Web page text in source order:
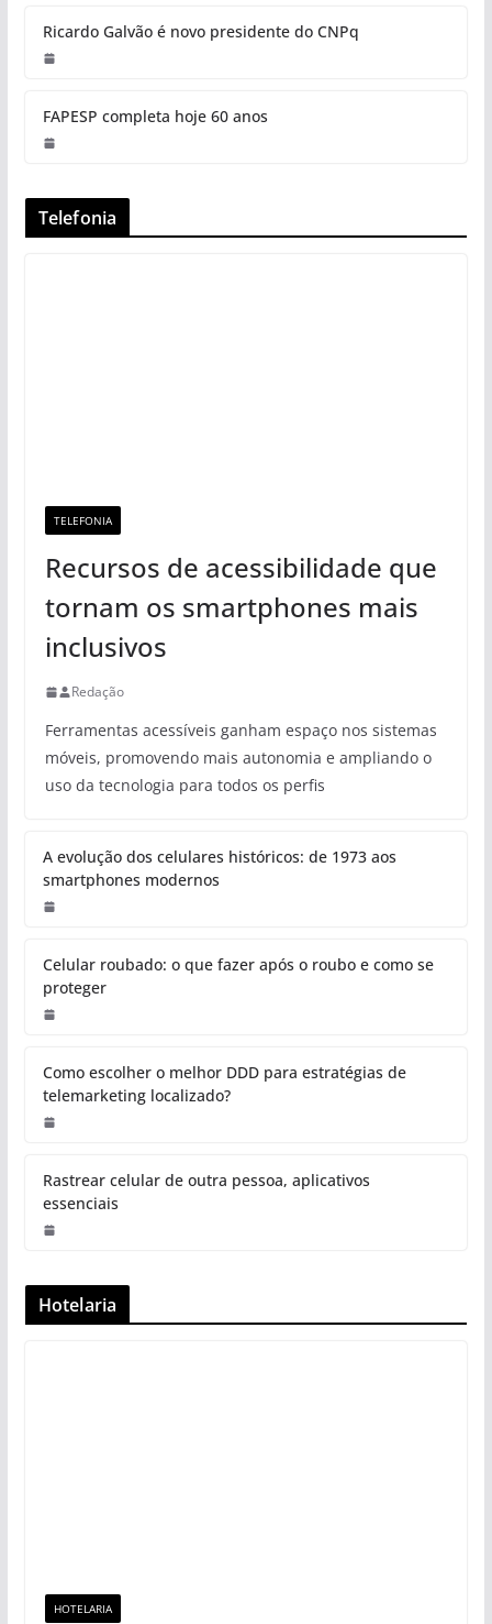
Ricardo Galvão é novo presidente do CNPq
FAPESP completa hoje 60 anos
Telefonia
TELEFONIA
Recursos de acessibilidade que
tornam os smartphones mais
inclusivos
Redação
Ferramentas acessíveis ganham espaço nos sistemas
móveis, promovendo mais autonomia e ampliando o
uso da tecnologia para todos os perfis
A evolução dos celulares históricos: de 1973 aos
smartphones modernos
Celular roubado: o que fazer após o roubo e como se
proteger
Como escolher o melhor DDD para estratégias de
telemarketing localizado?
Rastrear celular de outra pessoa, aplicativos
essenciais
Hotelaria
HOTELARIA